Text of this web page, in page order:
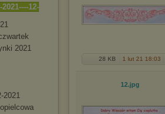
2021----12-
2021
2021
28 KB 1 lut 21 18:03
12.jpg